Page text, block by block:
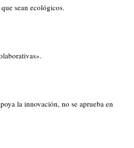
sean ecológicos.
la innovación, no se aprueba en